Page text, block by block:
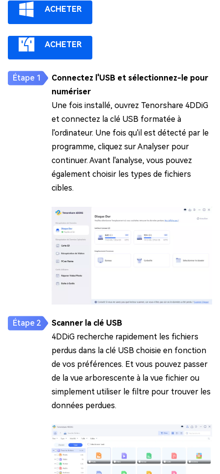
ACHETER
ACHETER
Connectez l'USB et sélectionnez-le pour
numériser
Une fois installé, ouvrez Tenorshare 4DDiG
et connectez la clé USB formatée à
l'ordinateur. Une fois qu'il est détecté par le
programme, cliquez sur Analyser pour
continuer. Avant l'analyse, vous pouvez
également choisir les types de fichiers
cibles.
Scanner la clé USB
4DDiG recherche rapidement les fichiers
perdus dans la clé USB choisie en fonction
de vos préférences. Et vous pouvez passer
de la vue arborescente à la vue fichier ou
simplement utiliser le filtre pour trouver les
données perdues.